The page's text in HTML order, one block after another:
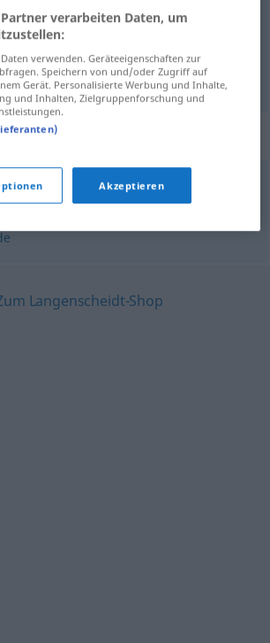
Benutzerhandbuch IT
für "Benutzerhandbuch"
,Manual Richtschnur,
verarbeiten Daten, um
verwenden. Geräteeigenschaften zur
Speichern von und/oder Zugriff auf
Gerät. Personalisierte Werbung und Inhalte,
und Inhalten, Zielgruppenforschung und
Akzeptieren